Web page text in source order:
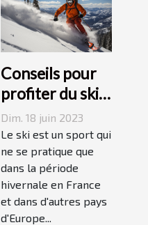
Conseils pour
profiter du ski
en juin, juillet,
août ou
septembre
Dim. 18 juin 2023
Le ski est un sport qui
ne se pratique que
dans la période
hivernale en France
et dans d'autres pays
d'Europe...